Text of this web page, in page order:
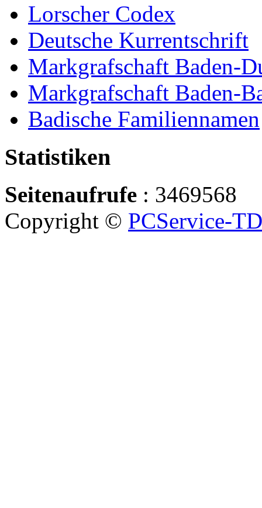
Lorscher Codex
Deutsche Kurrentschrift
Markgrafschaft Baden-
Markgrafschaft Baden-
Badische Familiennamen
Statistiken
Seitenaufrufe : 3469568
Copyright © PCService-TD